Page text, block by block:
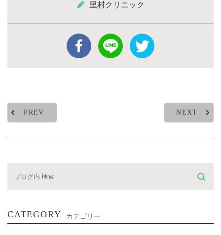
里村クリニック
PREV NEXT
CATEGORY カテゴリー